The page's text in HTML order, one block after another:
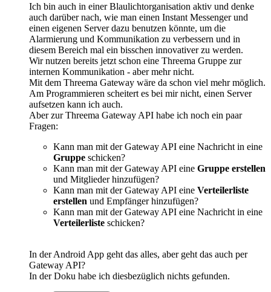
Ich bin auch in einer Blaulichtorganisation aktiv und denke
auch darüber nach, wie man einen Instant Messenger und
einen eigenen Server dazu benutzen könnte, um die
Alarmierung und Kommunikation zu verbessern und in
diesem Bereich mal ein bisschen innovativer zu werden.
Wir nutzen bereits jetzt schon eine Threema Gruppe zur
internen Kommunikation - aber mehr nicht.
Mit dem Threema Gateway wäre da schon viel mehr möglich.
Am Programmieren scheitert es bei mir nicht, einen Server
aufsetzen kann ich auch.
Aber zur Threema Gateway API habe ich noch ein paar
Fragen:
Kann man mit der Gateway API eine Nachricht in eine
Gruppe schicken?
Kann man mit der Gateway API eine Gruppe erstellen
und Mitglieder hinzufügen?
Kann man mit der Gateway API eine Verteilerliste
erstellen und Empfänger hinzufügen?
Kann man mit der Gateway API eine Nachricht in eine
Verteilerliste schicken?
In der Android App geht das alles, aber geht das auch per
Gateway API?
In der Doku habe ich diesbezüglich nichts gefunden.